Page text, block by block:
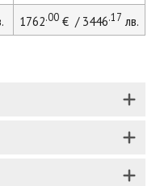
1762.00€ / 3446.17 лв.